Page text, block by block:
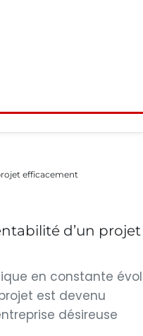
efficacement
d’un projet
en constante
est devenu
désireuse